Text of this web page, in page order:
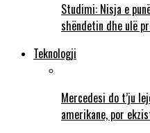
Studimi: Nisja e
shëndetin dhe ulë
Teknologji
Mercedesi do t’ju
amerikane, por